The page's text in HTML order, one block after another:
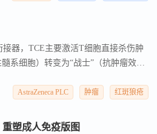
器，TCE主要激活T细胞直接杀伤肿
系细胞）转变为“战士”（抗肿瘤效应
AstraZeneca PLC 肿瘤 红斑狼疮
塑成人免疫版图